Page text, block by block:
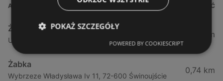
ADRES ODLEGŁOŚĆ
Żabka
Ul. Barlickiego 4d / 2, 72-602 Świnoujście
0,64 km
Żabka
Wybrzeze Władysława Iv 11, 72-600 Świnoujście
0,74 km
POKAŻ SZCZEGÓŁY
POWERED BY COOKIESCRIPT